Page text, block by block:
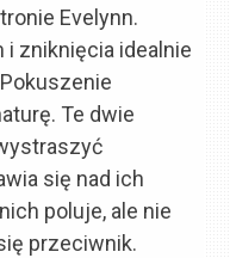
Evelynn.
zniknięcia idealnie
Te dwie
się nad ich
poluje, ale nie
przeciwnik.